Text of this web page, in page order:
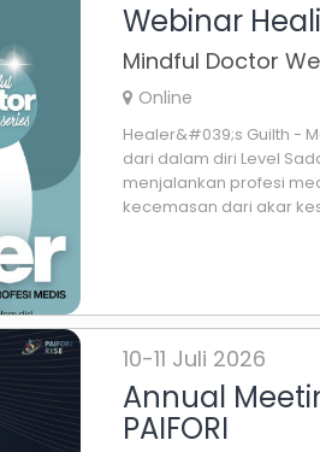
Webinar
Mindful Doctor
Online
Healer&#039;s Guilth -
dari dalam diri Level
menjalankan profesi
kecemasan dari akar
10-11 Juli 2026
Annual
PAIFORI